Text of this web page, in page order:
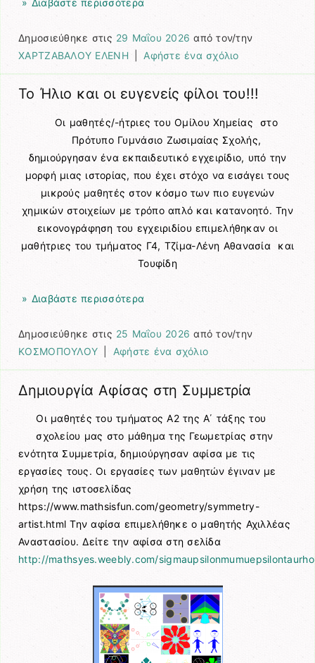
» Διαβάστε περισσότερα
Δημοσιεύθηκε στις 29 Μαΐου 2026 από τον/την
ΧΑΡΤΖΑΒΑΛΟΥ ΕΛΕΝΗ
Αφήστε ένα σχόλιο
Το Ήλιο και οι ευγενείς φίλοι του!!!
Οι μαθητές/-ήτριες του Ομίλου Χημείας στο
Πρότυπο Γυμνάσιο Ζωσιμαίας Σχολής,
δημιούργησαν ένα εκπαιδευτικό εγχειρίδιο, υπό την
μορφή μιας ιστορίας, που έχει στόχο να εισάγει τους
μικρούς μαθητές στον κόσμο των πιο ευγενών
χημικών στοιχείων με τρόπο απλό και κατανοητό. Την
εικονογράφηση του εγχειριδίου επιμελήθηκαν οι
μαθήτριες του τμήματος Γ4, Τζίμα-Λένη Αθανασία και
Τουφίδη
» Διαβάστε περισσότερα
Δημοσιεύθηκε στις 25 Μαΐου 2026 από τον/την
ΚΟΣΜΟΠΟΥΛΟΥ
Αφήστε ένα σχόλιο
Δημιουργία Αφίσας στη Συμμετρία
Οι μαθητές του τμήματος Α2 της Α΄ τάξης του
σχολείου μας στο μάθημα της Γεωμετρίας στην
ενότητα Συμμετρία, δημιούργησαν αφίσα με τις
εργασίες τους. Οι εργασίες των μαθητών έγιναν με
χρήση της ιστοσελίδας
https://www.mathsisfun.com/geometry/symmetry-
artist.html Την αφίσα επιμελήθηκε ο μαθητής Αχιλλέας
Αναστασίου. Δείτε την αφίσα στη σελίδα
http://mathsyes.weebly.com/